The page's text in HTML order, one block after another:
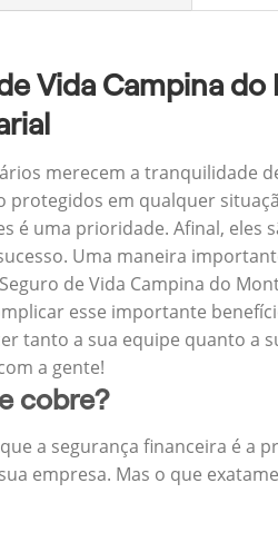
Vida Campina
merecem a tranquilidade
protegidos em qualquer
é uma prioridade. Afinal, eles
Uma maneira
de Vida Campina do
esse importante
tanto a sua equipe quanto a
a gente!
cobre?
a segurança financeira é a
empresa. Mas o que